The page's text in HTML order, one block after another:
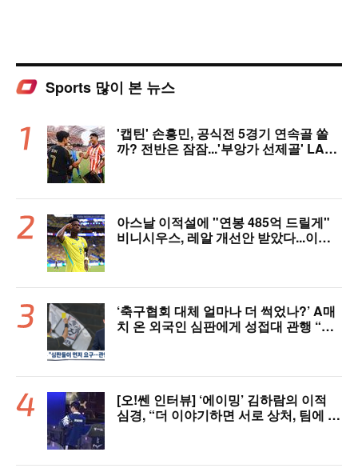
Sports 많이 본 뉴스
'캡틴' 손흥민, 공식전 5경기 연속골 쏠
까? 전반은 잠잠...'부앙가 선제골' LAF
아스날 이적설에 "연봉 485억 드릴게"
비니시우스, 레알 개선안 받았다...이제
‘축구협회 대체 얼마나 더 썩었나?’ A매
치 온 외국인 심판에게 성접대 관행 “그
[오!쎈 인터뷰] ‘에이밍’ 김하람의 이적
심경, “더 이야기하면 서로 상처, 팀에 피